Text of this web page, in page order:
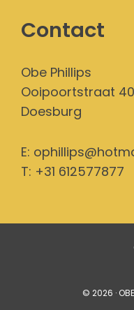
Contact
Obe Phillips
Ooipoortstraat 40
Doesburg
E:
T: +31 612577877
© 2026 ·